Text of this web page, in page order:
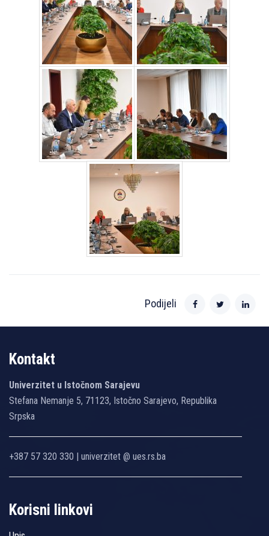
Podijeli
Kontakt
Univerzitet u Istočnom Sarajevu
Stefana Nemanje 5, 71123, Istočno Sarajevo, Republika
Srpska
+387 57 320 330 | univerzitet @ ues.rs.ba
Korisni linkovi